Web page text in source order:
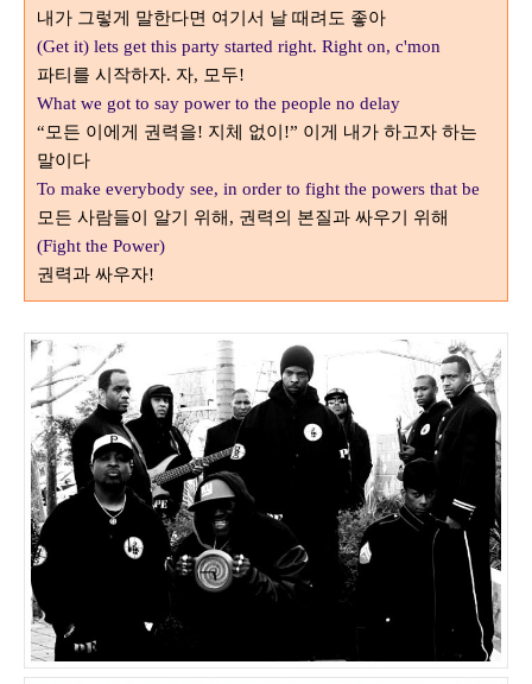
내가 그렇게 말한다면 여기서 날 때려도 좋아
(Get it) lets get this party started right. Right on, c'mon
파티를 시작하자. 자, 모두!
What we got to say power to the people no delay
“모든 이에게 권력을! 지체 없이!” 이게 내가 하고자 하는
말이다
To make everybody see, in order to fight the powers that be
모든 사람들이 알기 위해, 권력의 본질과 싸우기 위해
(Fight the Power)
권력과 싸우자!